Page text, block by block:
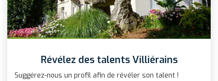
Révélez des talents Villiérains
Suggérez-nous un profil afin de révéler son talent !